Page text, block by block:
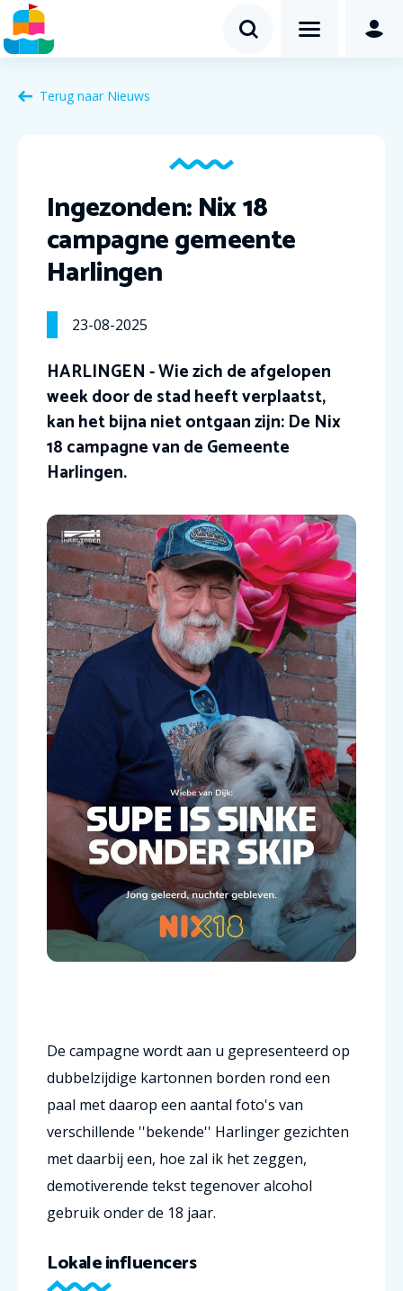
Terug naar Nieuws
Ingezonden: Nix 18
campagne gemeente
Harlingen
23-08-2025
HARLINGEN - Wie zich de afgelopen
week door de stad heeft verplaatst,
kan het bijna niet ontgaan zijn: De Nix
18 campagne van de Gemeente
Harlingen.
De campagne wordt aan u gepresenteerd op
dubbelzijdige kartonnen borden rond een
paal met daarop een aantal foto's van
verschillende ''bekende'' Harlinger gezichten
met daarbij een, hoe zal ik het zeggen,
demotiverende tekst tegenover alcohol
gebruik onder de 18 jaar.
Lokale influencers